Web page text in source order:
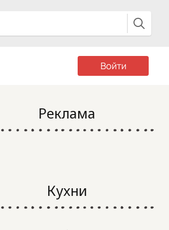
Войти
Реклама
Кухни